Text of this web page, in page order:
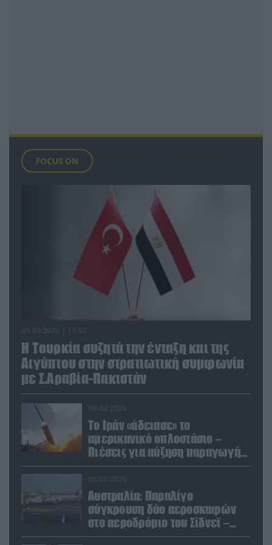
FOCUS ON
Η Τουρκία συζητά την ένταξη και της
Αιγύπτου στην στρατιωτική συμφωνία
με Σ.Αραβία-Πακιστάν
Το Ιράν «άδειασε» το
αμερικανικό οπλοστάσιο –
Πιέσεις για αύξηση παραγωγής
Patriot και THAAD
Αυστραλία: Παραλίγο
σύγκρουση δύο αεροσκαφών
στο αεροδρόμιο του Σίδνεϊ –
Ένας τραυματίας (βίντεο)